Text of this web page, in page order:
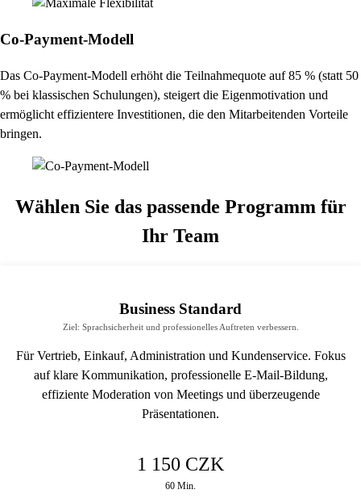
Co-Payment-Modell
Das Co-Payment-Modell erhöht die Teilnahmequote auf 85 % (statt 50
% bei klassischen Schulungen), steigert die Eigenmotivation und
ermöglicht effizientere Investitionen, die den Mitarbeitenden Vorteile
bringen.
Wählen Sie das passende Programm für
Ihr Team
Business Standard
Ziel: Sprachsicherheit und professionelles Auftreten verbessern.
Für Vertrieb, Einkauf, Administration und Kundenservice. Fokus
auf klare Kommunikation, professionelle E-Mail-Bildung,
effiziente Moderation von Meetings und überzeugende
Präsentationen.
1 150 CZK
60 Min.